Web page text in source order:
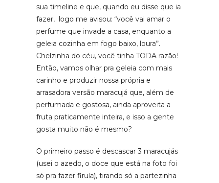
sua timeline e que, quando eu disse que ia
fazer, logo me avisou: “você vai amar o
perfume que invade a casa, enquanto a
geleia cozinha em fogo baixo, loura”.
Chelzinha do céu, você tinha TODA razão!
Então, vamos olhar pra geleia com mais
carinho e produzir nossa própria e
arrasadora versão maracujá que, além de
perfumada e gostosa, ainda aproveita a
fruta praticamente inteira, e isso a gente
gosta muito não é mesmo?
O primeiro passo é descascar 3 maracujás
(usei o azedo, o doce que está na foto foi
só pra fazer firula), tirando só a partezinha